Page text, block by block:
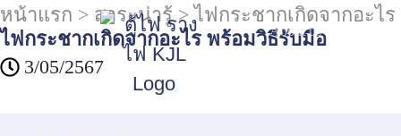
About us
หน้าแรก > สาระน่ารู้>ไฟกระชากเกิดจากอะไ
ไฟกระชากเกิดจากอะไร พร้อมวิธีรับมือ
3/05/2567